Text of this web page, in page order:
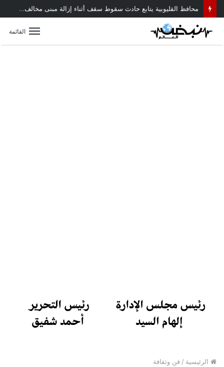
حركة تنقلات داخلية موسعة بمديرية أمن القليوبية.. تعرف على أبرز التعيينات
القائمة
الرئيسية / فن وثقافة